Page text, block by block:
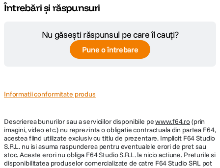
Întrebări și răspunsuri
Nu găsești răspunsul pe care îl cauți?
Pune o întrebare
Informatii conformitate produs
Descrierea bunurilor sau a serviciilor disponibile pewww.f64.ro(prin
imagini, video etc.) nu reprezinta o obligatie contractuala din partea F64,
acestea fiind utilizate exclusiv cu titlu de prezentare. Implicit F64 Studio
S.R.L. nu isi asuma raspunderea pentru eventualele erori de pret sau
stoc. Aceste erori nu obliga F64 Studio S.R.L. la nicio actiune. Preturile si
disponibilitatea produselor comercializate de catre F64 Studio SRL pot